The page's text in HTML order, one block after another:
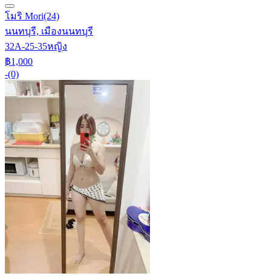
โมริ Mori(24)
นนทบุรี, เมืองนนทบุรี
32A-25-35หญิง
฿1,000
-(0)